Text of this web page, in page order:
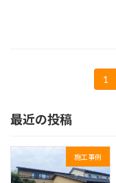
の
ペ
ー
固
定
1
最近の投稿
施工事例